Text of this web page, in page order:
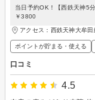
当日予約OK！【西鉄天神5
￥3800
アクセス：西鉄天神大牟
ポイントが貯まる・使える
口コミ
4.5